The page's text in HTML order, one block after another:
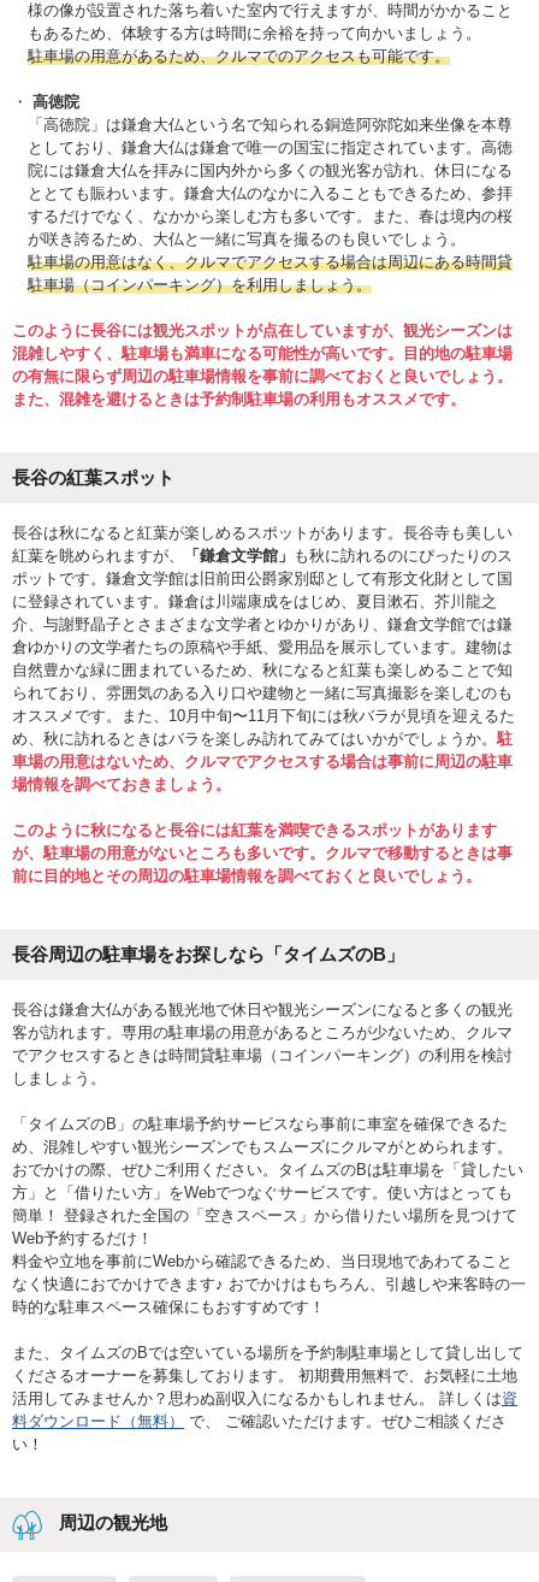
様の像が設置された落ち着いた室内で行えますが、時間がかかること
もあるため、体験する方は時間に余裕を持って向かいましょう。
駐車場の用意があるため、クルマでのアクセスも可能です。
高徳院
「高徳院」は鎌倉大仏という名で知られる銅造阿弥陀如来坐像を本尊
としており、鎌倉大仏は鎌倉で唯一の国宝に指定されています。高徳
院には鎌倉大仏を拝みに国内外から多くの観光客が訪れ、休日になる
ととても賑わいます。鎌倉大仏のなかに入ることもできるため、参拝
するだけでなく、なかから楽しむ方も多いです。また、春は境内の桜
が咲き誇るため、大仏と一緒に写真を撮るのも良いでしょう。
駐車場の用意はなく、クルマでアクセスする場合は周辺にある時間貸
駐車場（コインパーキング）を利用しましょう。
このように長谷には観光スポットが点在していますが、観光シーズンは
混雑しやすく、駐車場も満車になる可能性が高いです。目的地の駐車場
の有無に限らず周辺の駐車場情報を事前に調べておくと良いでしょう。
また、混雑を避けるときは予約制駐車場の利用もオススメです。
長谷の紅葉スポット
長谷は秋になると紅葉が楽しめるスポットがあります。長谷寺も美しい
紅葉を眺められますが、
「鎌倉文学館」 も秋に訪れるのにぴったりのス
ポットです。鎌倉文学館は旧前田公爵家別邸として有形文化財として国
に登録されています。鎌倉は川端康成をはじめ、夏目漱石、芥川龍之
介、与謝野晶子とさまざまな文学者とゆかりがあり、鎌倉文学館では鎌
倉ゆかりの文学者たちの原稿や手紙、愛用品を展示しています。建物は
自然豊かな緑に囲まれているため、秋になると紅葉も楽しめることで知
られており、雰囲気のある入り口や建物と一緒に写真撮影を楽しむのも
オススメです。また、10月中旬〜11月下旬には秋バラが見頃を迎えるた
め、秋に訪れるときはバラを楽しみ訪れてみてはいかがでしょうか。駐
車場の用意はないため、クルマでアクセスする場合は事前に周辺の駐車
場情報を調べておきましょう。
このように秋になると長谷には紅葉を満喫できるスポットがあります
が、駐車場の用意がないところも多いです。クルマで移動するときは事
前に目的地とその周辺の駐車場情報を調べておくと良いでしょう。
長谷周辺の駐車場をお探しなら「タイムズのB」
長谷は鎌倉大仏がある観光地で休日や観光シーズンになると多くの観光
客が訪れます。専用の駐車場の用意があるところが少ないため、クルマ
でアクセスするときは時間貸駐車場（コインパーキング）の利用を検討
しましょう。
「タイムズのB」の駐車場予約サービスなら事前に車室を確保できるた
め、混雑しやすい観光シーズンでもスムーズにクルマがとめられます。
おでかけの際、ぜひご利用ください。タイムズのBは駐車場を「貸したい
方」と「借りたい方」をWebでつなぐサービスです。使い方はとっても
簡単！ 登録された全国の「空きスペース」から借りたい場所を見つけて
Web予約するだけ！
料金や立地を事前にWebから確認できるため、当日現地であわてること
なく快適におでかけできます♪ おでかけはもちろん、引越しや来客時の一
時的な駐車スペース確保にもおすすめです！
また、タイムズのBでは空いている場所を予約制駐車場として貸し出して
くださるオーナーを募集しております。 初期費用無料で、お気軽に土地
活用してみませんか？思わぬ副収入になるかもしれません。 詳しくは資
料ダウンロード（無料）
で、 ご確認いただけます。ぜひご相談くださ
い！
周辺の観光地